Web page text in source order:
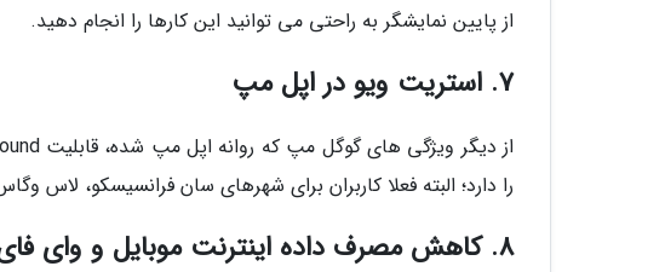
از پایین نمایشگر به راحتی می توانید این کارها را انجام دهید.
7. استریت ویو در اپل مپ
را دارد؛ البته فعلا کاربران برای شهرهای سان فرانسیسکو، لاس
8. کاهش مصرف داده اینترنت موبایل و وای فای